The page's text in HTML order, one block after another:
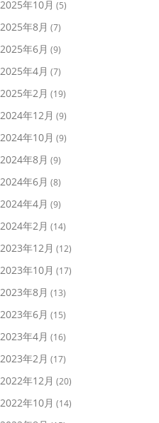
2025年10月 (5)
2025年8月 (7)
2025年6月 (9)
2025年4月 (7)
2025年2月 (19)
2024年12月 (9)
2024年10月 (9)
2024年8月 (9)
2024年6月 (8)
2024年4月 (9)
2024年2月 (14)
2023年12月 (12)
2023年10月 (17)
2023年8月 (13)
2023年6月 (15)
2023年4月 (16)
2023年2月 (17)
2022年12月 (20)
2022年10月 (14)